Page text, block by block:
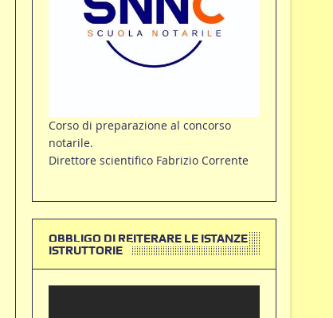
Corso di preparazione al concorso
notarile.
Direttore scientifico Fabrizio Corrente
OBBLIGO DI REITERARE LE ISTANZE
ISTRUTTORIE